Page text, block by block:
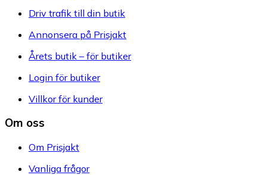
Driv trafik till din butik
Annonsera på Prisjakt
Årets butik – för butiker
Login för butiker
Villkor för kunder
Om oss
Om Prisjakt
Vanliga frågor